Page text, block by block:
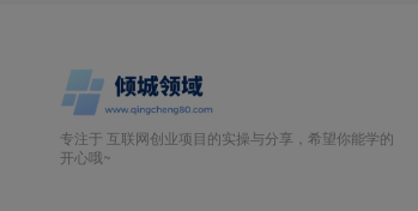
专注于 互联网创业项目的实操与分享，希望你能学的
开心哦~